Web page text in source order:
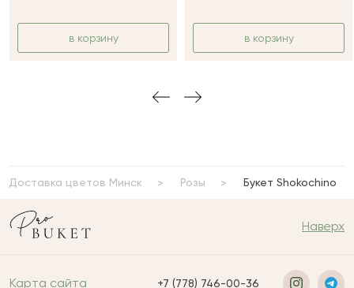
в корзину в корзину
Доставка цветов Минск Розы Букет Shokochino
Наверх
Карта сайта +7 (778) 746-00-36